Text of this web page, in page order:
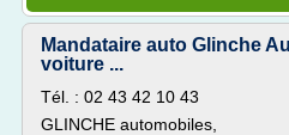
Mandataire auto Glinche
voiture ...
Tél. : 02 43 42 10 43
GLINCHE automobiles,